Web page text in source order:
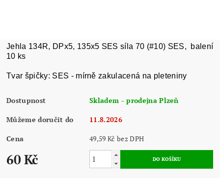
Jehla 134R, DPx5, 135x5 SES síla 70 (#10) SES, balení
10 ks
Tvar špičky: SES - mírně zakulacená na pleteniny
Dostupnost Skladem - prodejna Plzeň
Můžeme doručit do 11.8.2026
Cena 49,59 Kč bez DPH
60 Kč